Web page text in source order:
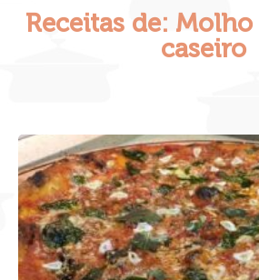
Receitas de:
caseiro